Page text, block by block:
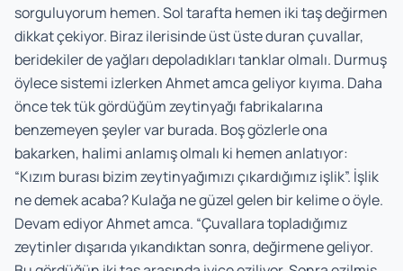
sorguluyorum hemen. Sol tarafta hemen iki taş değirmen
dikkat çekiyor. Biraz ilerisinde üst üste duran çuvallar,
beridekiler de yağları depoladıkları tanklar olmalı. Durmuş
öylece sistemi izlerken Ahmet amca geliyor kıyıma. Daha
önce tek tük gördüğüm zeytinyağı fabrikalarına
benzemeyen şeyler var burada. Boş gözlerle ona
bakarken, halimi anlamış olmalı ki hemen anlatıyor:
“Kızım burası bizim zeytinyağımızı çıkardığımız işlik”. İşlik
ne demek acaba? Kulağa ne güzel gelen bir kelime o öyle.
Devam ediyor Ahmet amca. “Çuvallara topladığımız
zeytinler dışarıda yıkandıktan sonra, değirmene geliyor.